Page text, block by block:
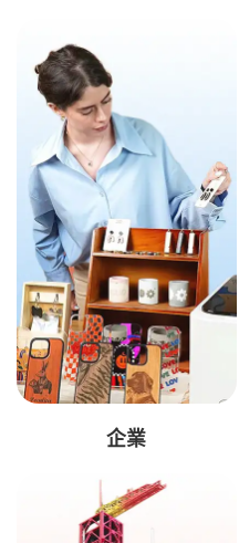
企業